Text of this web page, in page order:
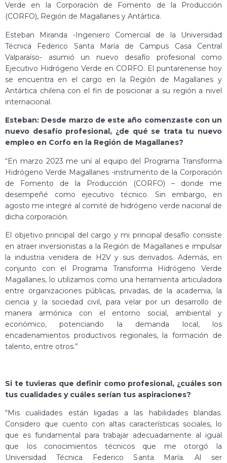
Verde en la Corporación de Fomento de la Producción
(CORFO), Región de Magallanes y Antártica.
Esteban Miranda -Ingeniero Comercial de la Universidad
Técnica Federico Santa María de Campus Casa Central
Valparaíso- asumió un nuevo desafío profesional como
Ejecutivo Hidrógeno Verde en CORFO. El puntarenense hoy
se encuentra en el cargo en la Región de Magallanes y
Antártica chilena con el fin de posicionar a su región a nivel
internacional.
Esteban: Desde marzo de este año comenzaste con un
nuevo desafío profesional, ¿de qué se trata tu nuevo
empleo en Corfo en la Región de Magallanes?
“En marzo 2023 me uní al equipo del Programa Transforma
Hidrógeno Verde Magallanes -instrumento de la Corporación
de Fomento de la Producción (CORFO) – donde me
desempeñé como ejecutivo técnico. Sin embargo, en
agosto me integré al comité de hidrógeno verde nacional de
dicha corporación.
El objetivo principal del cargo y mi principal desafío consiste
en atraer inversionistas a la Región de Magallanes e impulsar
la industria venidera de H2V y sus derivados. Además, en
conjunto con el Programa Transforma Hidrógeno Verde
Magallanes, lo utilizamos como una herramienta articuladora
entre organizaciones públicas, privadas, de la academia, la
ciencia y la sociedad civil, para velar por un desarrollo de
manera armónica con el entorno social, ambiental y
económico, potenciando la demanda local, los
encadenamientos productivos regionales, la formación de
talento, entre otros.”
Si te tuvieras que definir como profesional, ¿cuáles son
tus cualidades y cuáles serían tus aspiraciones?
“Mis cualidades están ligadas a las habilidades blandas.
Considero que cuento con altas características sociales, lo
que es fundamental para trabajar adecuadamente al igual
que los conocimientos técnicos que me otorgó la
Universidad Técnica Federico Santa María. Al ser